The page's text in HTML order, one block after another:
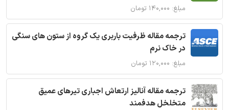
مبلغ: ۱۴۰,۰۰۰ تومان
ترجمه مقاله ظرفیت باربری یک گروه از ستون های سنگی
در خاک نرم
مبلغ: ۱۲۰,۰۰۰ تومان
ترجمه مقاله آنالیز ارتعاش اجباری تیرهای عمیق
متخلخل هدفمند